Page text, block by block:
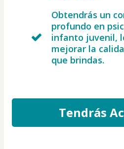
Obtendrás un
profundo en
infanto juvenil,
mejorar la
que brindas.
Tendrás